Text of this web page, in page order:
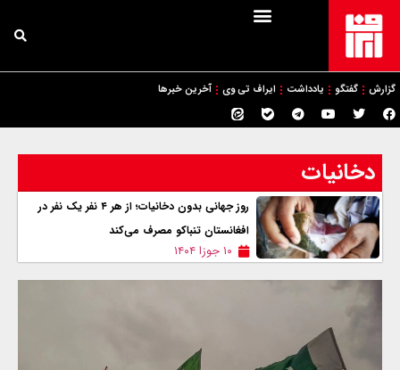
گزارش گفتگو یادداشت ایراف تی وی آخرین خبرها
دخانیات
روز جهانی بدون دخانیات؛ از هر ۴ نفر یک نفر در
افغانستان تنباکو مصرف می‌کند
۱۰ جوزا ۱۴۰۴